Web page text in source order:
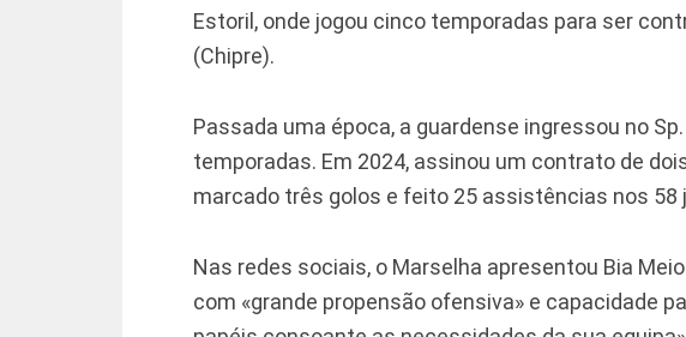
Estoril, onde jogou cinco temporadas para ser
(Chipre).
Passada uma época, a guardense ingressou no
temporadas. Em 2024, assinou um contrato de
marcado três golos e feito 25 assistências nos 58
Nas redes sociais, o Marselha apresentou Bia
com «grande propensão ofensiva» e capacidade